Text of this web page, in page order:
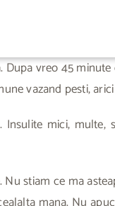
vreo 45
vazand pesti,
mici,
stiam ce ma